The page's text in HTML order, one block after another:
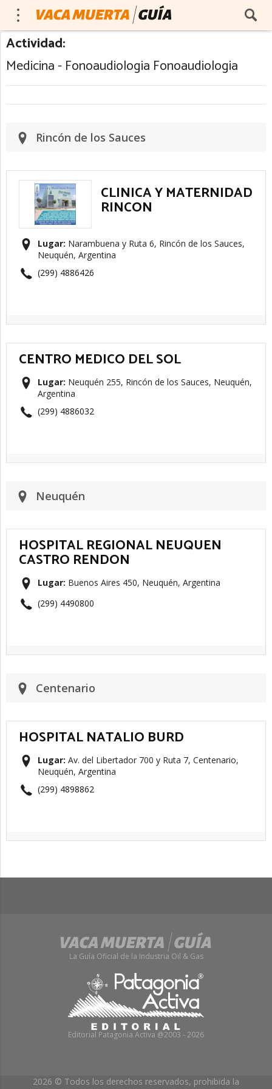
Actividad:
Medicina - Fonoaudiologia Fonoaudiologia
Rincón de los Sauces
CLINICA Y MATERNIDAD
RINCON
Lugar: Narambuena y Ruta 6, Rincón de los Sauces,
Neuquén, Argentina
(299) 4886426
CENTRO MEDICO DEL SOL
Lugar: Neuquén 255, Rincón de los Sauces, Neuquén,
Argentina
(299) 4886032
Neuquén
HOSPITAL REGIONAL NEUQUEN
CASTRO RENDON
Lugar: Buenos Aires 450, Neuquén, Argentina
(299) 4490800
Centenario
HOSPITAL NATALIO BURD
Lugar: Av. del Libertador 700 y Ruta 7, Centenario,
Neuquén, Argentina
(299) 4898862
La Guía Oficial de la Industria Oil & Gas
Editorial Patagonia Activa @2003 - 2026
2026 © Todos los derechos reservados, prohibida la